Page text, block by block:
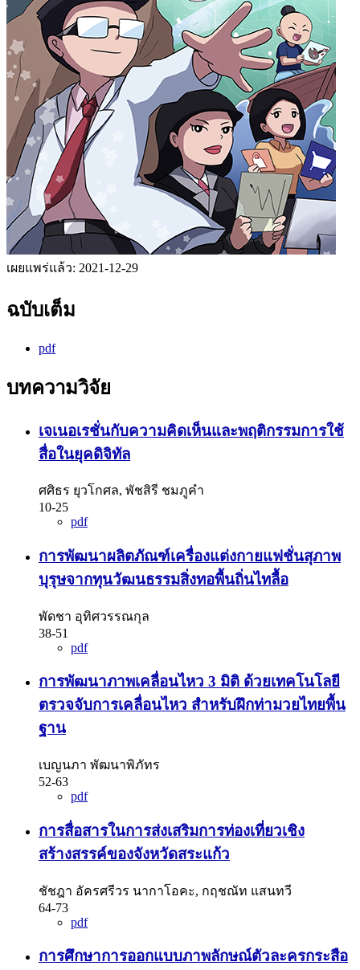
เผยแพร่แล้ว: 2021-12-29
ฉบับเต็ม
pdf
บทความวิจัย
เจเนอเรชั่นกับความคิดเห็นและพฤติกรรมการใช้
สื่อในยุคดิจิทัล
ศศิธร ยุวโกศล, พัชสิรี ชมภูคำ
10-25
pdf
การพัฒนาผลิตภัณฑ์เครื่องแต่งกายแฟชั่นสุภาพ
บุรุษจากทุนวัฒนธรรมสิ่งทอพื้นถิ่นไทลื้อ
พัดชา อุทิศวรรณกุล
38-51
pdf
การพัฒนาภาพเคลื่อนไหว 3 มิติ ด้วยเทคโนโลยี
ตรวจจับการเคลื่อนไหว สำหรับฝึกท่ามวยไทยพื้น
ฐาน
เบญนภา พัฒนาพิภัทร
52-63
pdf
การสื่อสารในการส่งเสริมการท่องเที่ยวเชิง
สร้างสรรค์ของจังหวัดสระแก้ว
ชัชฎา อัครศรีวร นากาโอคะ, กฤชณัท แสนทวี
64-73
pdf
การศึกษาการออกแบบภาพลักษณ์ตัวละครกระสือ